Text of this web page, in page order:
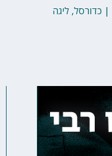
| כדורסל,ליגה